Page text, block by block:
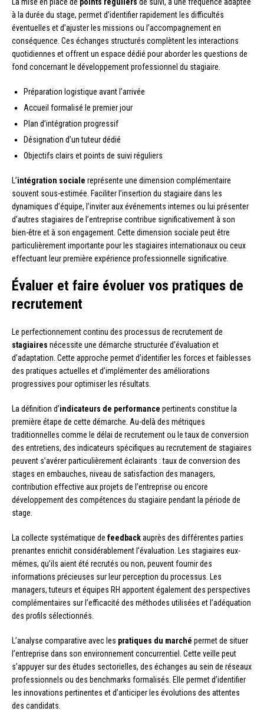
à la durée du stage, permet d’identifier rapidement les difficultés
éventuelles et d’ajuster les missions ou l’accompagnement en
conséquence. Ces échanges structurés complètent les interactions
quotidiennes et offrent un espace dédié pour aborder les questions de
fond concernant le développement professionnel du stagiaire.
Préparation logistique avant l’arrivée
Accueil formalisé le premier jour
Plan d’intégration progressif
Désignation d’un tuteur dédié
Objectifs clairs et points de suivi réguliers
L’intégration sociale représente une dimension complémentaire
souvent sous-estimée. Faciliter l’insertion du stagiaire dans les
dynamiques d’équipe, l’inviter aux événements internes ou lui présenter
d’autres stagiaires de l’entreprise contribue significativement à son
bien-être et à son engagement. Cette dimension sociale peut être
particulièrement importante pour les stagiaires internationaux ou ceux
effectuant leur première expérience professionnelle significative.
Évaluer et faire évoluer vos pratiques de
recrutement
Le perfectionnement continu des processus de recrutement de
stagiaires nécessite une démarche structurée d’évaluation et
d’adaptation. Cette approche permet d’identifier les forces et faiblesses
des pratiques actuelles et d’implémenter des améliorations
progressives pour optimiser les résultats.
La définition d’indicateurs de performance pertinents constitue la
première étape de cette démarche. Au-delà des métriques
traditionnelles comme le délai de recrutement ou le taux de conversion
des entretiens, des indicateurs spécifiques au recrutement de stagiaires
peuvent s’avérer particulièrement éclairants : taux de conversion des
stages en embauches, niveau de satisfaction des managers,
contribution effective aux projets de l’entreprise ou encore
développement des compétences du stagiaire pendant la période de
stage.
La collecte systématique de feedbackauprès des différentes parties
prenantes enrichit considérablement l’évaluation. Les stagiaires eux-
mêmes, qu’ils aient été recrutés ou non, peuvent fournir des
informations précieuses sur leur perception du processus. Les
managers, tuteurs et équipes RH apportent également des perspectives
complémentaires sur l’efficacité des méthodes utilisées et l’adéquation
des profils sélectionnés.
L’analyse comparative avec les pratiques du marché permet de situer
l’entreprise dans son environnement concurrentiel. Cette veille peut
s’appuyer sur des études sectorielles, des échanges au sein de réseaux
professionnels ou des benchmarks formalisés. Elle permet d’identifier
les innovations pertinentes et d’anticiper les évolutions des attentes
des candidats.